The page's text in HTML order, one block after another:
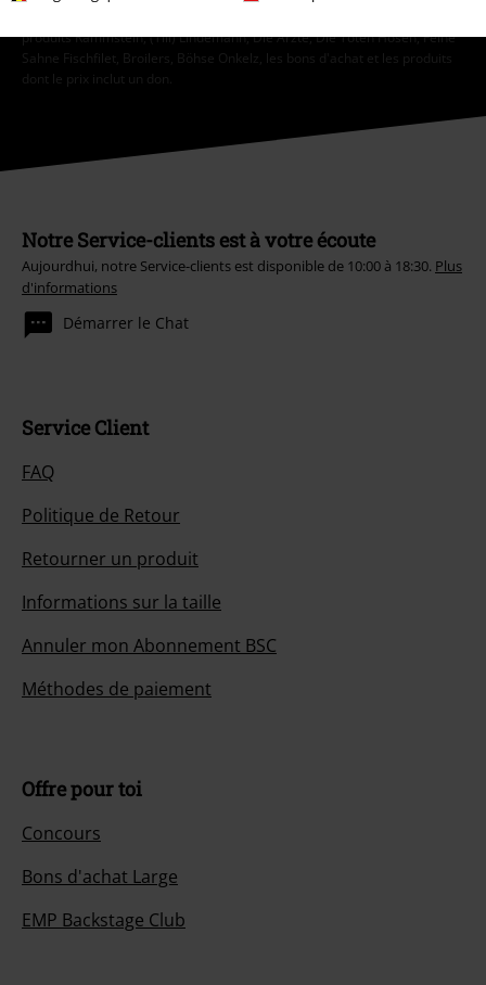
produits Rammstein, (Till) Lindemann, Die Ärzte, Die Toten Hosen, Feine
Sahne Fischfilet, Broilers, Böhse Onkelz, les bons d'achat et les produits
dont le prix inclut un don.
Notre Service-clients est à votre écoute
Aujourdhui, notre Service-clients est disponible de 10:00 à 18:30. Plus
d'informations
Démarrer le Chat
Service Client
FAQ
Politique de Retour
Retourner un produit
Informations sur la taille
Annuler mon Abonnement BSC
Méthodes de paiement
Offre pour toi
Concours
Bons d'achat Large
EMP Backstage Club